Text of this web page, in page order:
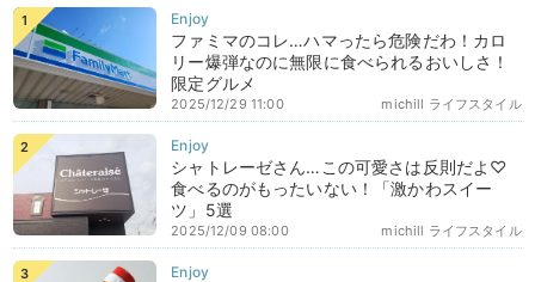
ファミマのコレ…ハマったら危険だわ！カロ
リー爆弾なのに無限に食べられるおいしさ！
限定グルメ
michill ライフスタイル
2025/12/29 11:00
シャトレーゼさん…この可愛さは反則だよ♡
食べるのがもったいない！「激かわスイー
ツ」5選
michill ライフスタイル
2025/12/09 08:00